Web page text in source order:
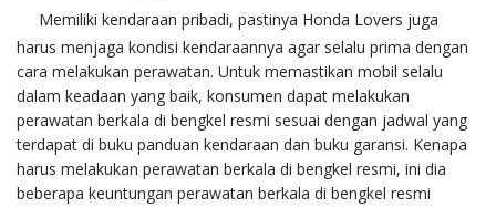
Memiliki kendaraan pribadi, pastinya Honda Lovers juga
harus menjaga kondisi kendaraannya agar selalu prima dengan
cara melakukan perawatan. Untuk memastikan mobil selalu
dalam keadaan yang baik, konsumen dapat melakukan
perawatan berkala di bengkel resmi sesuai dengan jadwal yang
terdapat di buku panduan kendaraan dan buku garansi. Kenapa
harus melakukan perawatan berkala di bengkel resmi, ini dia
beberapa keuntungan perawatan berkala di bengkel resmi